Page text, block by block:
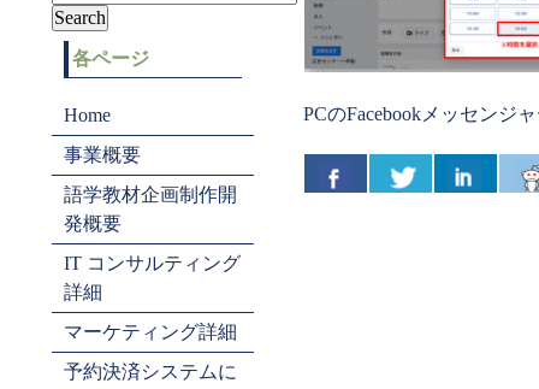
PCのFacebookメッセンジ
各ページ
Home
事業概要
語学教材企画制作開
発概要
IT コンサルティング
詳細
マーケティング詳細
予約決済システムに